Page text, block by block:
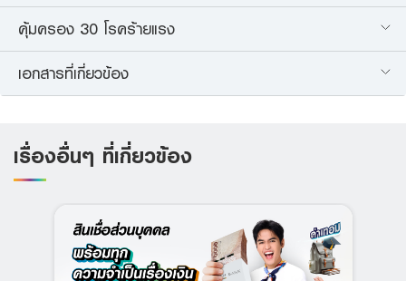
คุ้มครอง 30 โรคร้ายแรง
เอกสารที่เกี่ยวข้อง
เรื่องอื่นๆ ที่เกี่ยวข้อง